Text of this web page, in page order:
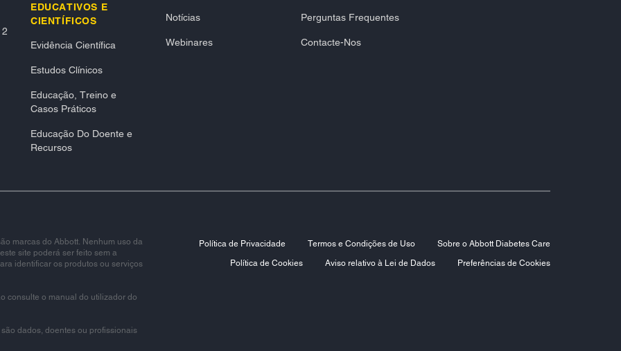
EDUCATIVOS E
CIENTÍFICOS​
Evidência Científica​
Estudos Clínicos
Educação, Treino e
Casos Práticos​
Educação Do Doente e
Recursos​
Notícias
Webinares
Perguntas Frequentes​
Contacte-Nos​
Política de Privacidade Termos e Condições de Uso
Sobre o Abbott Diabetes Care
Política de Cookies
Aviso relativo à Lei de Dados Preferências de Cookies
marcas do Abbott. Nenhum uso da
site poderá ser feito sem a
identificar os produtos ou serviços
consulte o manual do utilizador do
dados, doentes ou profissionais